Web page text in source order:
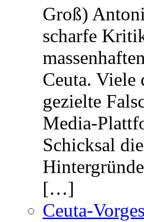
Groß)
scharfe
Ceuta. Viele
gezielte
Media-
Schicksal
[…]
Ceuta-